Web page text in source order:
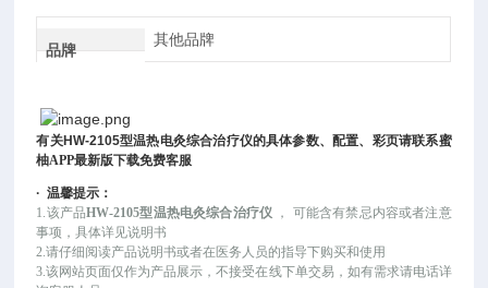
品牌
其他品牌
有关HW-2105型温热电灸综合治疗仪的具体参数、配置、彩页请联系蜜
柚APP最新版下载免费客服
·温馨提示：
1.该产品HW-2105型温热电灸综合治疗仪 ， 可能含有禁忌内容或者注意
事项，具体详见说明书
2.请仔细阅读产品说明书或者在医务人员的指导下购买和使用
3.该网站页面仅作为产品展示，不接受在线下单交易，如有需求请电话详